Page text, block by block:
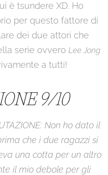
è tsundere XD. Ho
per questo fattore di
dei due attori che
serie ovvero Lee Jong
a tutti!
9/10
Non ho dato il
che i due ragazzi si
una cotta per un altro
il mio debole per gli